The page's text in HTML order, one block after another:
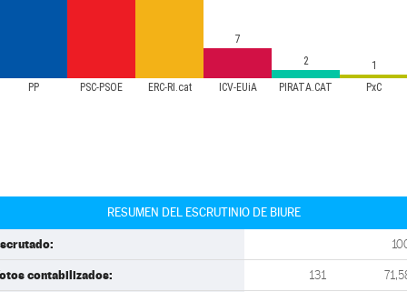
PP PSC-PSOE ERC-RI.cat ICV-EUiA PIRATA.CAT PxC
7
2
1
RESUMEN DEL ESCRUTINIO DE BIURE
contabilizados: 131